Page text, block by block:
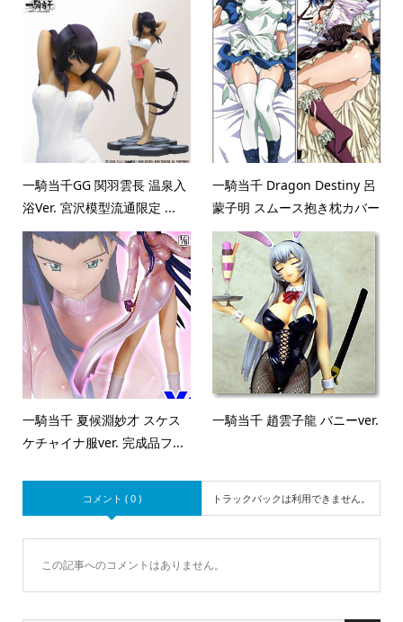
一騎当千GG 関羽雲長 温泉入
浴Ver. 宮沢模型流通限定 ...
一騎当千 Dragon Destiny 呂
蒙子明 スムース抱き枕カバー
一騎当千 夏候淵妙才 スケス
ケチャイナ服ver. 完成品フ...
一騎当千 趙雲子龍 バニーver.
コメント ( 0 ) トラックバックは利用できません。
この記事へのコメントはありません。